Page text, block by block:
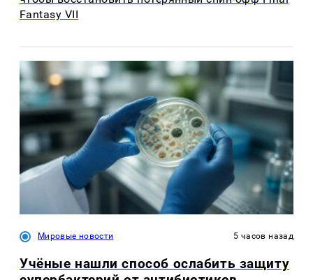
Fantasy VII
Мировые новости 5 часов назад
Учёные нашли способ ослабить защиту